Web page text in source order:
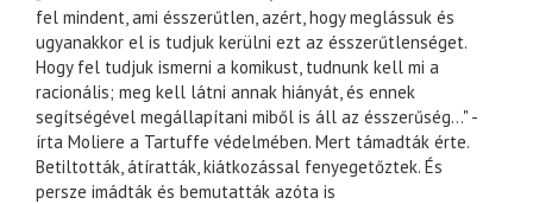
fel mindent, ami ésszerűtlen, azért, hogy meglássuk és
ugyanakkor el is tudjuk kerülni ezt az ésszerűtlenséget.
Hogy fel tudjuk ismerni a komikust, tudnunk kell mi a
racionális; meg kell látni annak hiányát, és ennek
segítségével megállapítani miből is áll az ésszerűség..." -
írta Moliere a Tartuffe védelmében. Mert támadták érte.
Betiltották, átíratták, kiátkozással fenyegetőztek. És
persze imádták és bemutatták azóta is